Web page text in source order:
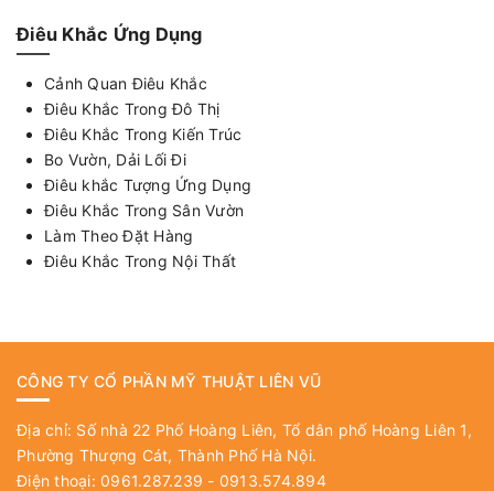
Điêu Khắc Ứng Dụng
Cảnh Quan Điêu Khắc
Điêu Khắc Trong Đô Thị
Điêu Khắc Trong Kiến Trúc
Bo Vườn, Dải Lối Đi
Điêu khắc Tượng Ứng Dụng
Điêu Khắc Trong Sân Vườn
Làm Theo Đặt Hàng
Điêu Khắc Trong Nội Thất
CÔNG TY CỔ PHẦN MỸ THUẬT LIÊN VŨ
Địa chỉ: Số nhà 22 Phố Hoàng Liên, Tổ dân phố Hoàng Liên 1,
Phường Thượng Cát, Thành Phố Hà Nội.
Điện thoại: 0961.287.239 - 0913.574.894